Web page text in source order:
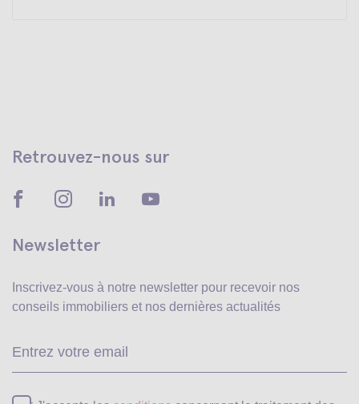
Retrouvez-nous sur
Newsletter
Inscrivez-vous à notre newsletter pour recevoir nos
conseils immobiliers et nos dernières actualités